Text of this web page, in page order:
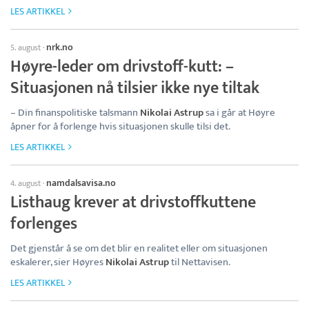
LES ARTIKKEL
5. august· nrk.no
Høyre-leder om drivstoff-kutt: –
Situasjonen nå tilsier ikke nye tiltak
– Din finanspolitiske talsmann Nikolai Astrupsa i går at Høyre
åpner for å forlenge hvis situasjonen skulle tilsi det.
LES ARTIKKEL
4. august· namdalsavisa.no
Listhaug krever at drivstoffkuttene
forlenges
Det gjenstår å se om det blir en realitet eller om situasjonen
eskalerer, sier HøyresNikolai Astruptil Nettavisen.
LES ARTIKKEL